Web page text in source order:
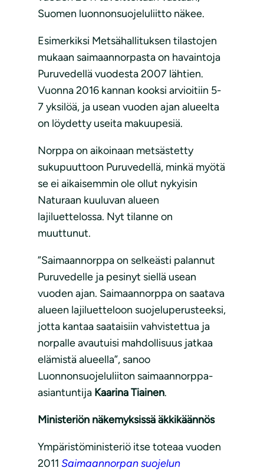
Suomen luonnonsuojeluliitto näkee.
Esimerkiksi Metsähallituksen tilastojen
mukaan saimaannorpasta on havaintoja
Puruvedellä vuodesta 2007 lähtien.
Vuonna 2016 kannan kooksi arvioitiin 5-
7 yksilöä, ja usean vuoden ajan alueelta
on löydetty useita makuupesiä.
Norppa on aikoinaan metsästetty
sukupuuttoon Puruvedellä, minkä myötä
se ei aikaisemmin ole ollut nykyisin
Naturaan kuuluvan alueen
lajiluettelossa. Nyt tilanne on
muuttunut.
”Saimaannorppa on selkeästi palannut
Puruvedelle ja pesinyt siellä usean
vuoden ajan. Saimaannorppa on saatava
alueen lajiluetteloon suojeluperusteeksi,
jotta kantaa saataisiin vahvistettua ja
norpalle avautuisi mahdollisuus jatkaa
elämistä alueella”, sanoo
Luonnonsuojeluliiton saimaannorppa-
asiantuntija Kaarina Tiainen.
Ministeriön näkemyksissä äkkikäännös
Ympäristöministeriö itse toteaa vuoden
2011 Saimaannorpan suojelun